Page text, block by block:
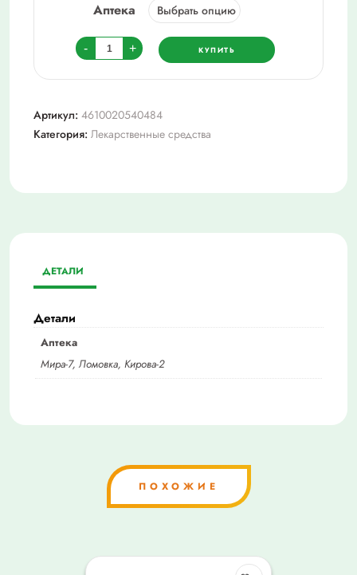
Аптека
-
Количество
товара
Комбитропил
400мг+25мг
n
+ КУПИТЬ
Артикул: 4610020540484
Категория: Лекарственные средства
ДЕТАЛИ
Детали
Аптека
Мира-7, Ломовка, Кирова-2
ПОХОЖИЕ